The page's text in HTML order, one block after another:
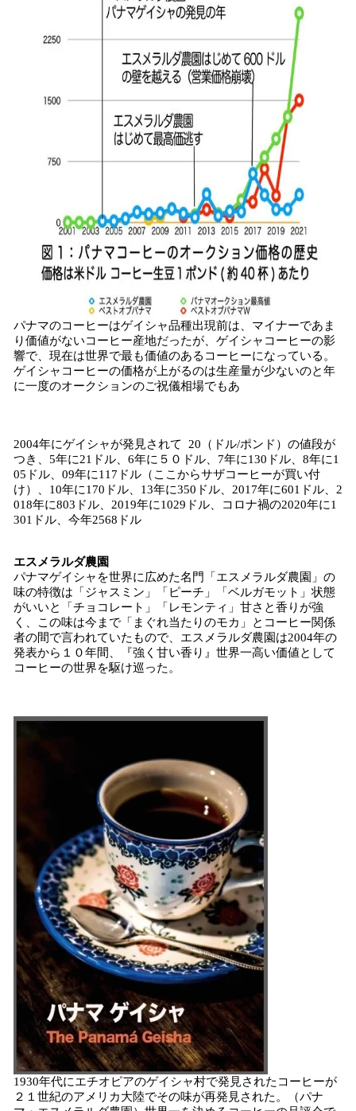
パナマのコーヒーはゲイシャ品種出現前は、マイナーであま
り価値がないコーヒー産地だったが、ゲイシャコーヒーの影
響で、現在は世界で最も価値のあるコーヒーになっている。
ゲイシャコーヒーの価格が上がるのは生産量が少ないのと年
に一度のオークションのご祝儀相場でもあ
2004年にゲイシャが発見されて 20（ドル/ポンド）の値段が
つき、5年に21ドル、6年に５０ドル、7年に130ドル、8年に1
05ドル、09年に117ドル（ここからサザコーヒーが買い付
け）、10年に170ドル、13年に350ドル、2017年に601ドル、2
018年に803ドル、2019年に1029ドル、コロナ禍の2020年に1
301ドル、今年2568ドル
エスメラルダ農園
パナマゲイシャを世界に広めた名門「エスメラルダ農園」の
味の特徴は「ジャスミン」「ピーチ」「ベルガモット」状態
がいいと「チョコレート」「レモンティ」甘さと香りが強
く、この味は今まで「まぐれ当たりのモカ」とコーヒー関係
者の間で言われていたもので、エスメラルダ農園は2004年の
発表から１０年間、『強く甘い香り』世界一高い価値として
コーヒーの世界を駆け巡った。
1930年代にエチオピアのゲイシャ村で発見されたコーヒーが
２１世紀のアメリカ大陸でその味が再発見された。（パナ